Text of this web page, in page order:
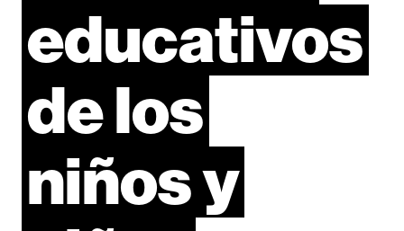
educativos
delos
niñosy